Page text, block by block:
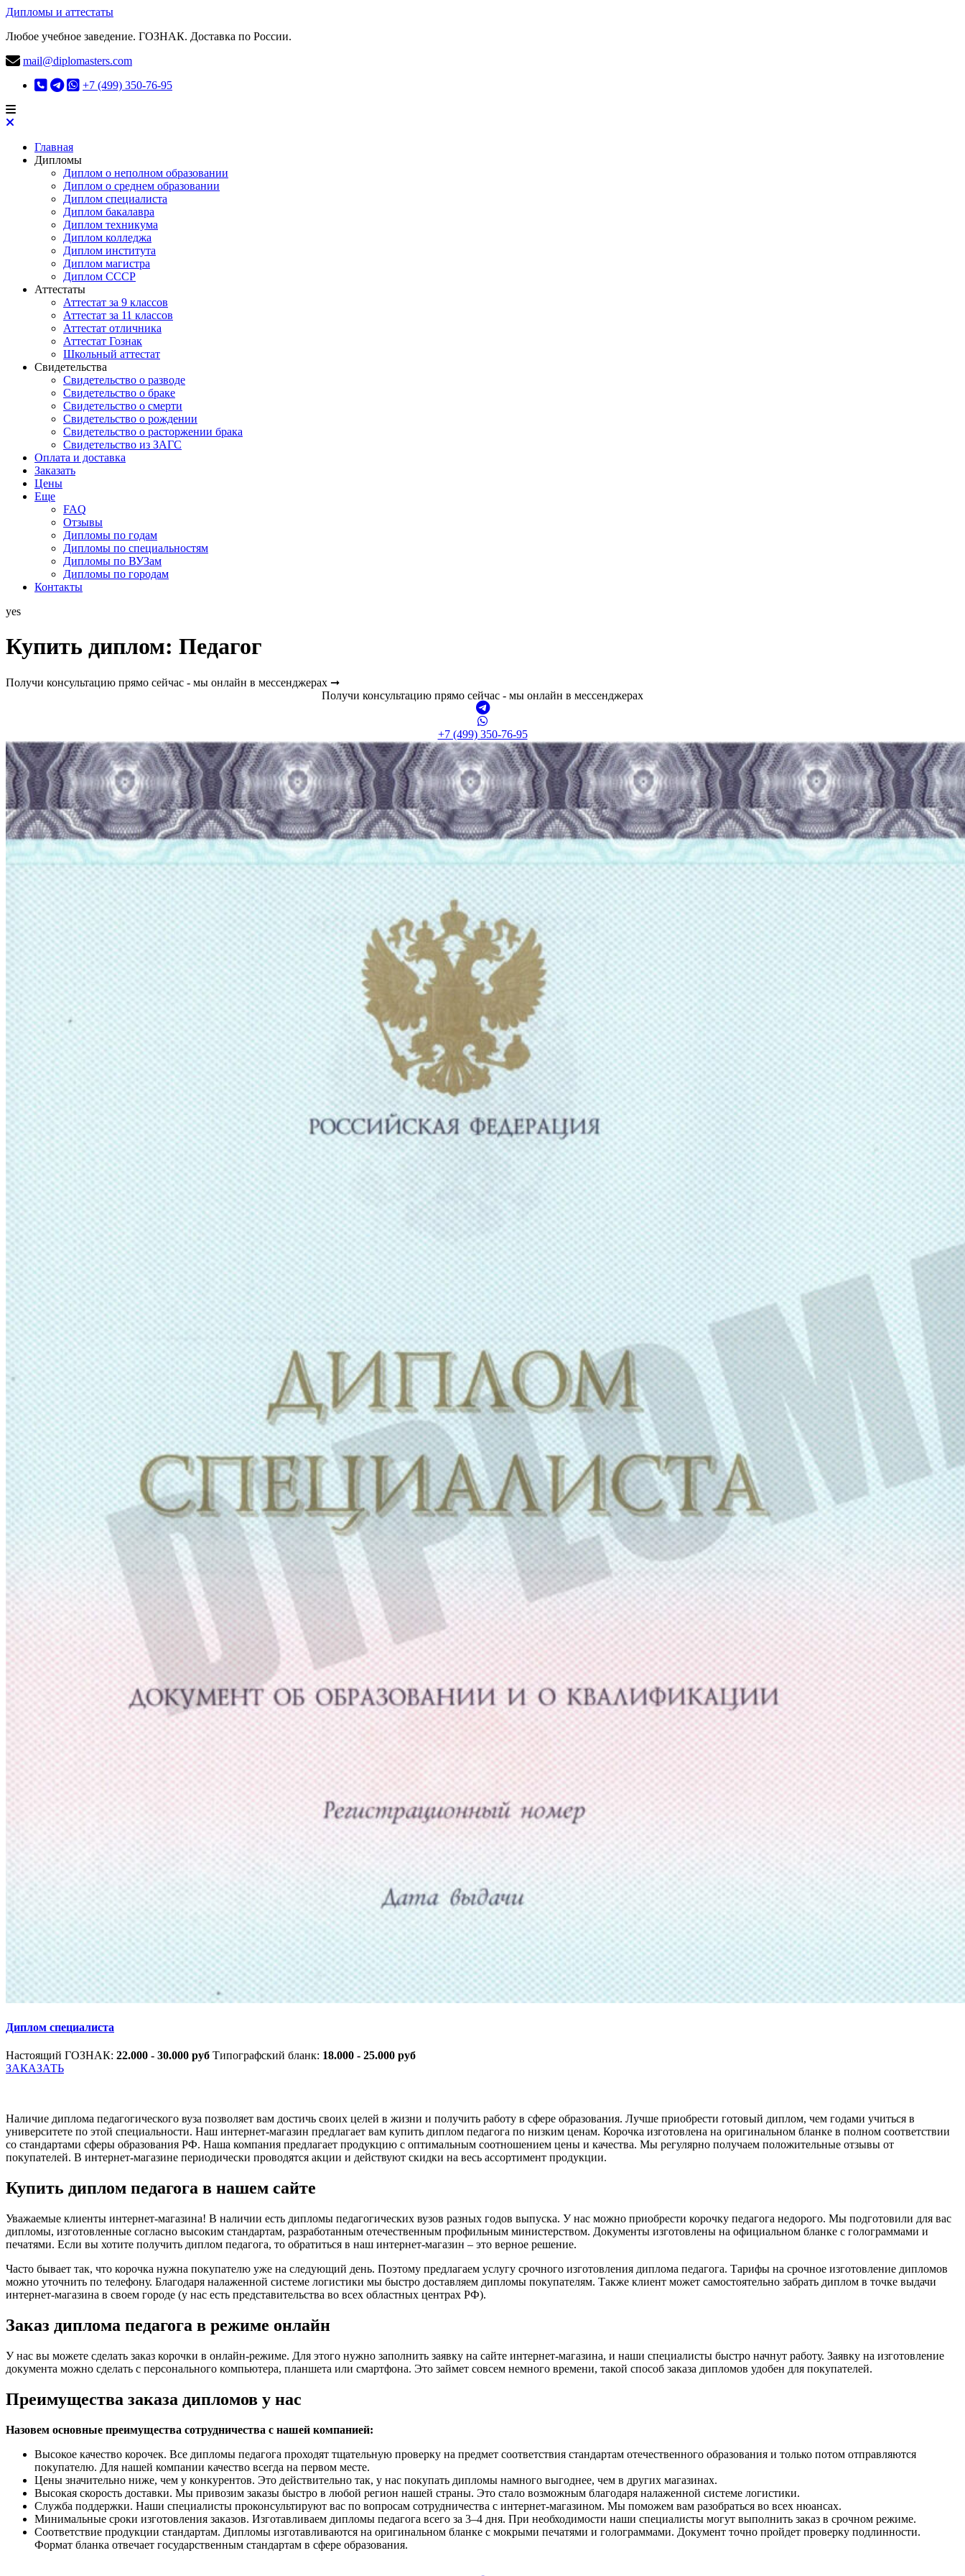
Дипломы и аттестаты
Любое учебное заведение. ГОЗНАК. Доставка по России.
mail@diplomasters.com
+7 (499) 350-76-95
Главная
Дипломы
Диплом о неполном образовании
Диплом о среднем образовании
Диплом специалиста
Диплом бакалавра
Диплом техникума
Диплом колледжа
Диплом института
Диплом магистра
Диплом СССР
Аттестаты
Аттестат за 9 классов
Аттестат за 11 классов
Аттестат отличника
Аттестат Гознак
Школьный аттестат
Свидетельства
Свидетельство о разводе
Свидетельство о браке
Свидетельство о смерти
Свидетельство о рождении
Свидетельство о расторжении брака
Свидетельство из ЗАГС
Оплата и доставка
Заказать
Цены
Еще
FAQ
Отзывы
Дипломы по годам
Дипломы по специальностям
Дипломы по ВУЗам
Дипломы по городам
Контакты
yes
Купить диплом: Педагог
Получи консультацию прямо сейчас - мы онлайн в мессенджерах ➞
Получи консультацию прямо сейчас - мы онлайн в мессенджерах
+7 (499) 350-76-95
Диплом специалиста
Настоящий ГОЗНАК: 22.000 - 30.000 руб Типографский бланк: 18.000 - 25.000 руб
ЗАКАЗАТЬ
Наличие диплома педагогического вуза позволяет вам достичь своих целей в жизни и получить работу в сфере образования. Лучше приобрести готовый диплом, чем годами учиться в
университете по этой специальности. Наш интернет-магазин предлагает вам купить диплом педагога по низким ценам. Корочка изготовлена на оригинальном бланке в полном соответствии
со стандартами сферы образования РФ. Наша компания предлагает продукцию с оптимальным соотношением цены и качества. Мы регулярно получаем положительные отзывы от
покупателей. В интернет-магазине периодически проводятся акции и действуют скидки на весь ассортимент продукции.
Купить диплом педагога в нашем сайте
Уважаемые клиенты интернет-магазина! В наличии есть дипломы педагогических вузов разных годов выпуска. У нас можно приобрести корочку педагога недорого. Мы подготовили для вас
дипломы, изготовленные согласно высоким стандартам, разработанным отечественным профильным министерством. Документы изготовлены на официальном бланке с голограммами и
печатями. Если вы хотите получить диплом педагога, то обратиться в наш интернет-магазин – это верное решение.
Часто бывает так, что корочка нужна покупателю уже на следующий день. Поэтому предлагаем услугу срочного изготовления диплома педагога. Тарифы на срочное изготовление дипломов
можно уточнить по телефону. Благодаря налаженной системе логистики мы быстро доставляем дипломы покупателям. Также клиент может самостоятельно забрать диплом в точке выдачи
интернет-магазина в своем городе (у нас есть представительства во всех областных центрах РФ).
Заказ диплома педагога в режиме онлайн
У нас вы можете сделать заказ корочки в онлайн-режиме. Для этого нужно заполнить заявку на сайте интернет-магазина, и наши специалисты быстро начнут работу. Заявку на изготовление
документа можно сделать с персонального компьютера, планшета или смартфона. Это займет совсем немного времени, такой способ заказа дипломов удобен для покупателей.
Преимущества заказа дипломов у нас
Назовем основные преимущества сотрудничества с нашей компанией:
Высокое качество корочек. Все дипломы педагога проходят тщательную проверку на предмет соответствия стандартам отечественного образования и только потом отправляются
покупателю. Для нашей компании качество всегда на первом месте.
Цены значительно ниже, чем у конкурентов. Это действительно так, у нас покупать дипломы намного выгоднее, чем в других магазинах.
Высокая скорость доставки. Мы привозим заказы быстро в любой регион нашей страны. Это стало возможным благодаря налаженной системе логистики.
Служба поддержки. Наши специалисты проконсультируют вас по вопросам сотрудничества с интернет-магазином. Мы поможем вам разобраться во всех нюансах.
Минимальные сроки изготовления заказов. Изготавливаем дипломы педагога всего за 3–4 дня. При необходимости наши специалисты могут выполнить заказ в срочном режиме.
Соответствие продукции стандартам. Дипломы изготавливаются на оригинальном бланке с мокрыми печатями и голограммами. Документ точно пройдет проверку подлинности.
Формат бланка отвечает государственным стандартам в сфере образования.